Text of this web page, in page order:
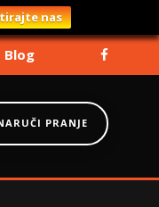
nas
Blog
PRANJE